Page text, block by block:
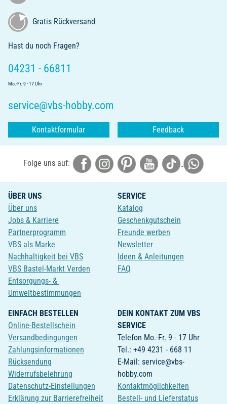
Gratis Rückversand
Hast du noch Fragen?
04231 - 66811
Mo.-Fr. 9 - 17 Uhr
service@vbs-hobby.com
Kontaktformular Feedback
Folge uns auf:
ÜBER UNS
Über uns
Jobs & Karriere
Partnerprogramm
VBS als Marke
Nachhaltigkeit bei VBS
VBS Bastel-Markt Verden
Entsorgungs- &
Umweltbestimmungen
SERVICE
Katalog
Geschenkgutschein
Freunde werben
Newsletter
Ideen & Anleitungen
FAQ
EINFACH BESTELLEN
Online-Bestellschein
Versandbedingungen
Zahlungsinformationen
Rücksendung
Widerrufsbelehrung
Datenschutz-Einstellungen
Erklärung zur Barrierefreiheit
DEIN KONTAKT ZUM VBS
SERVICE
Telefon Mo.-Fr. 9 - 17 Uhr
Tel.: +49 4231 - 668 11
E-Mail: service@vbs-
hobby.com
Kontaktmöglichkeiten
Bestell- und Lieferstatus